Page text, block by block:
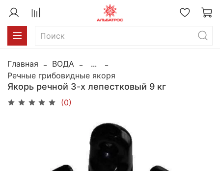
Главная ВОДА
...
Речные грибовидные якоря
Якорь речной 3-х лепестковый 9 кг
(0)